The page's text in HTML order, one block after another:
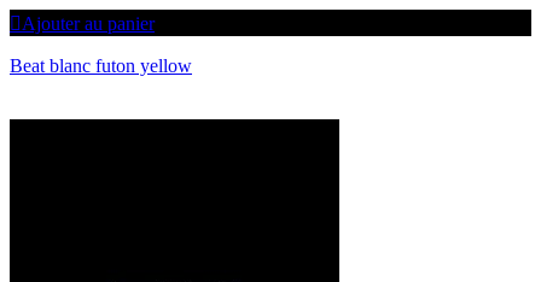
Ajouter au panier
Beat blanc futon yellow